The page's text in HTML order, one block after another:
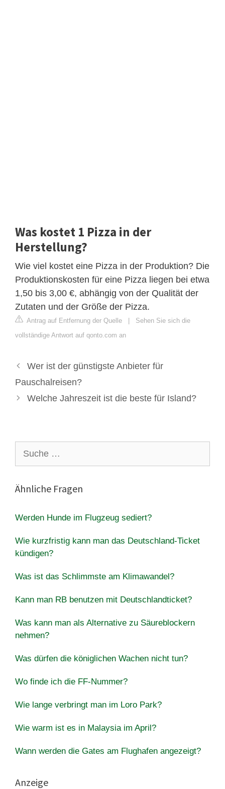
Was kostet 1 Pizza in der
Herstellung?
Wie viel kostet eine Pizza in der Produktion? Die
Produktionskosten für eine Pizza liegen bei etwa
1,50 bis 3,00 €, abhängig von der Qualität der
Zutaten und der Größe der Pizza.
Antrag auf Entfernung der Quelle | Sehen Sie sich die
vollständige Antwort auf qonto.com an
Wer ist der günstigste Anbieter für
Pauschalreisen?
Welche Jahreszeit ist die beste für Island?
nach:
Ähnliche Fragen
Werden Hunde im Flugzeug sediert?
Wie kurzfristig kann man das Deutschland-Ticket
kündigen?
Was ist das Schlimmste am Klimawandel?
Kann man RB benutzen mit Deutschlandticket?
Was kann man als Alternative zu Säureblockern
nehmen?
Was dürfen die königlichen Wachen nicht tun?
Wo finde ich die FF-Nummer?
Wie lange verbringt man im Loro Park?
Wie warm ist es in Malaysia im April?
Wann werden die Gates am Flughafen angezeigt?
Anzeige